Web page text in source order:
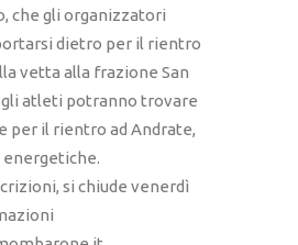
che gli organizzatori
dietro per il rientro
vetta alla frazione San
gli atleti potranno trovare
per il rientro ad Andrate,
si chiude venerdì